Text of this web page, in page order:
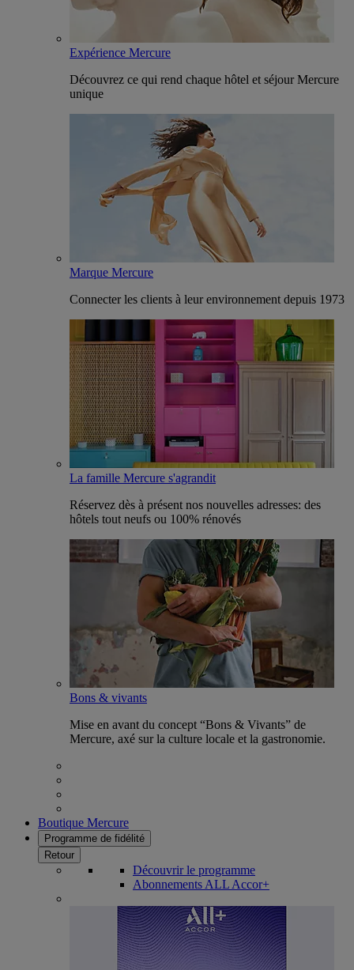
Expérience Mercure
Découvrez ce qui rend chaque hôtel et séjour Mercure
unique
Marque Mercure
Connecter les clients à leur environnement depuis 1973
La famille Mercure s'agrandit
Réservez dès à présent nos nouvelles adresses: des
hôtels tout neufs ou 100% rénovés
Bons & vivants
Mise en avant du concept “Bons & Vivants” de
Mercure, axé sur la culture locale et la gastronomie.
Boutique Mercure
Programme de fidélité
Retour
Découvrir le programme
Abonnements ALL Accor+